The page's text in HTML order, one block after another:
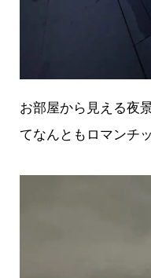
お部屋から見える夜
てなんともロマンチッ